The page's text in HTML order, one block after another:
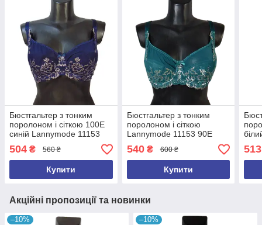
Бюстгальтер з тонким
поролоном і сіткою 100Е
синій Lannymode 11153
504 ₴ 560 ₴
Купити
Бюстгальтер з тонким
поролоном і сіткою
Lannymode 11153 90Е
бірюзовий
540₴ 600 ₴
Купити
513
Акційні пропозиції та новинки
–10% –10%